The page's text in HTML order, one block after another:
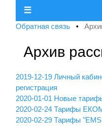
☰
Обратная связь •
Архив
2019-12-19 Личный
регистрация
2020-01-01 Новые
2020-02-24 Тарифы
2020-02-29 Тарифы